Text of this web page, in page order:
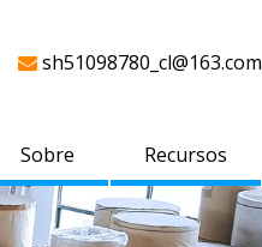
 sh51098780_cl@163.com
Sobre Recursos